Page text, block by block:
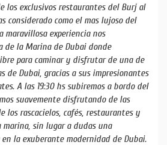
los exclusivos restaurantes del Burj al
considerado como el mas lujoso del
maravillosa experiencia nos
de la Marina de Dubai donde
para caminar y disfrutar de una de
de Dubai, gracias a sus impresionantes
A las 19:30 hs subiremos a bordo del
suavemente disfrutando de las
los rascacielos, cafés, restaurantes y
sin lugar a dudas una
la exuberante modernidad de Dubai.